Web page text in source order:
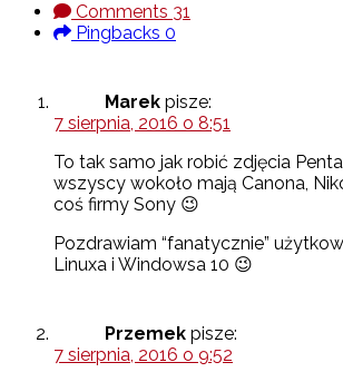
Comments 31
Pingbacks 0
Marek pisze:
7 sierpnia, 2016 o 8:51
To tak samo jak robić zdjęcia
wszyscy wokoło mają Canona,
coś firmy Sony 😉
Pozdrawiam “fanatycznie”
Linuxa i Windowsa 10 😉
Przemek pisze:
7 sierpnia, 2016 o 9:52